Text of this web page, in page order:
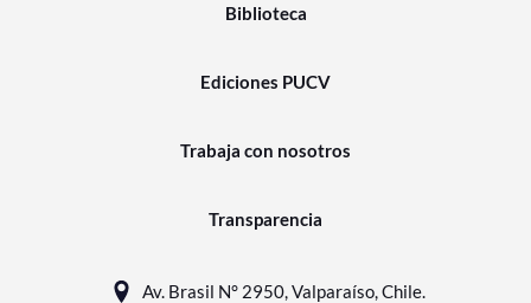
Biblioteca
Ediciones PUCV
Trabaja con nosotros
Transparencia
Av. Brasil N° 2950, Valparaíso, Chile.